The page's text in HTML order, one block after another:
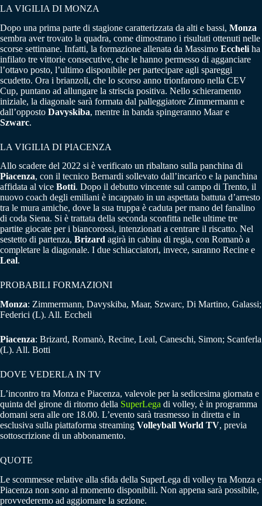
LA VIGILIA DI MONZA
Dopo una prima parte di stagione caratterizzata da alti e bassi, Monza
sembra aver trovato la quadra, come dimostrano i risultati ottenuti nelle
scorse settimane. Infatti, la formazione allenata da Massimo Eccheli ha
infilato tre vittorie consecutive, che le hanno permesso di agganciare
l’ottavo posto, l’ultimo disponibile per partecipare agli spareggi
scudetto. Ora i brianzoli, che lo scorso anno trionfarono nella CEV
Cup, puntano ad allungare la striscia positiva. Nello schieramento
iniziale, la diagonale sarà formata dal palleggiatore Zimmermann e
dall’opposto Davyskiba, mentre in banda spingeranno Maar e
Szwarc.
LA VIGILIA DI PIACENZA
Allo scadere del 2022 si è verificato un ribaltano sulla panchina di
Piacenza, con il tecnico Bernardi sollevato dall’incarico e la panchina
affidata al vice Botti. Dopo il debutto vincente sul campo di Trento, il
nuovo coach degli emiliani è incappato in un aspettata battuta d’arresto
tra le mura amiche, dove la sua truppa è caduta per mano del fanalino
di coda Siena. Si è trattata della seconda sconfitta nelle ultime tre
partite giocate per i biancorossi, intenzionati a centrare il riscatto. Nel
sestetto di partenza, Brizard agirà in cabina di regia, con Romanò a
completare la diagonale. I due schiacciatori, invece, saranno Recine e
Leal.
PROBABILI FORMAZIONI
Monza: Zimmermann, Davyskiba, Maar, Szwarc, Di Martino, Galassi;
Federici (L). All. Eccheli
Piacenza: Brizard, Romanò, Recine, Leal, Caneschi, Simon; Scanferla
(L). All. Botti
DOVE VEDERLA IN TV
L’incontro tra Monza e Piacenza, valevole per la sedicesima giornata e
quinta del girone di ritorno della SuperLega di volley, è in programma
domani sera alle ore 18.00. L’evento sarà trasmesso in diretta e in
esclusiva sulla piattaforma streaming Volleyball World TV, previa
sottoscrizione di un abbonamento.
QUOTE
Le scommesse relative alla sfida della SuperLega di volley tra Monza e
Piacenza non sono al momento disponibili. Non appena sarà possibile,
provvederemo ad aggiornare la sezione.